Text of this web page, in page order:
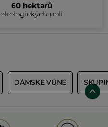
60 hektarů
ekologických polí
DÁMSKÉ VŮNĚ